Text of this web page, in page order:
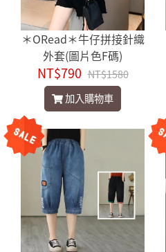
＊ORead＊牛仔拼接針織
外套(圖片色F碼)
NT$790 NT$1580
加入購物車